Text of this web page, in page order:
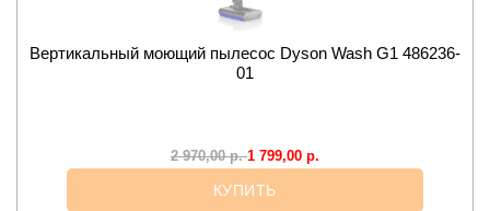
Вертикальный моющий пылесос Dyson Wash G1 486236-
01
2 970,00р. 1 799,00 р.
КУПИТЬ